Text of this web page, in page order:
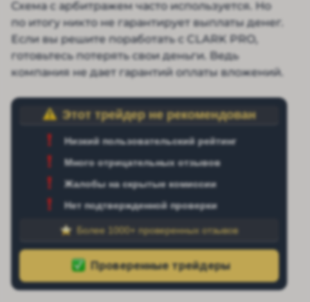
Схема с арбитражем часто используется. Но
по итогу никто не гарантирует выплаты денег.
Если вы решите поработать с CLARK PRO,
готовьтесь потерять свои деньги. Ведь
компания не дает гарантий оплаты вложений.
Этот трейдер не рекомендован
Низкий пользовательский рейтинг
Много отрицательных отзывов
Жалобы на скрытые комиссии
Нет подтвержденной проверки
Более 1000+ проверенных отзывов